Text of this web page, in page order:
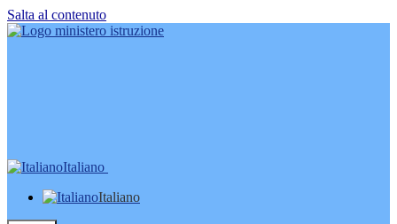
Salta al contenuto
Italiano
Italiano